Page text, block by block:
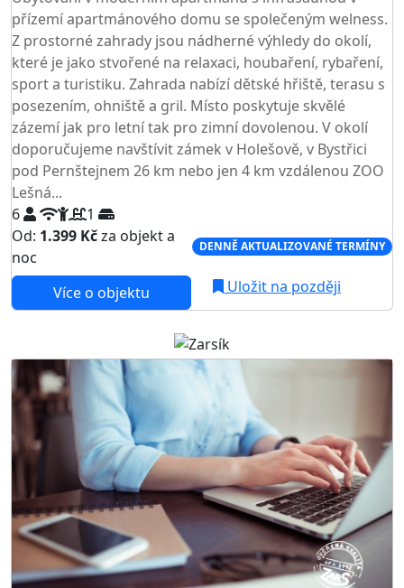
přízemí apartmánového domu se společeným welness.
Z prostorné zahrady jsou nádherné výhledy do okolí,
které je jako stvořené na relaxaci, houbaření, rybaření,
sport a turistiku. Zahrada nabízí dětské hřiště, terasu s
posezením, ohniště a gril. Místo poskytuje skvělé
zázemí jak pro letní tak pro zimní dovolenou. V okolí
doporučujeme navštívit zámek v Holešově, v Bystřici
pod Pernštejnem 26 km nebo jen 4 km vzdálenou ZOO
Lešná...
6
1
Od: 1.399 Kčza objekt a
noc
DENNĚ AKTUALIZOVANÉ TERMÍNY
Více o objektu Uložit na později